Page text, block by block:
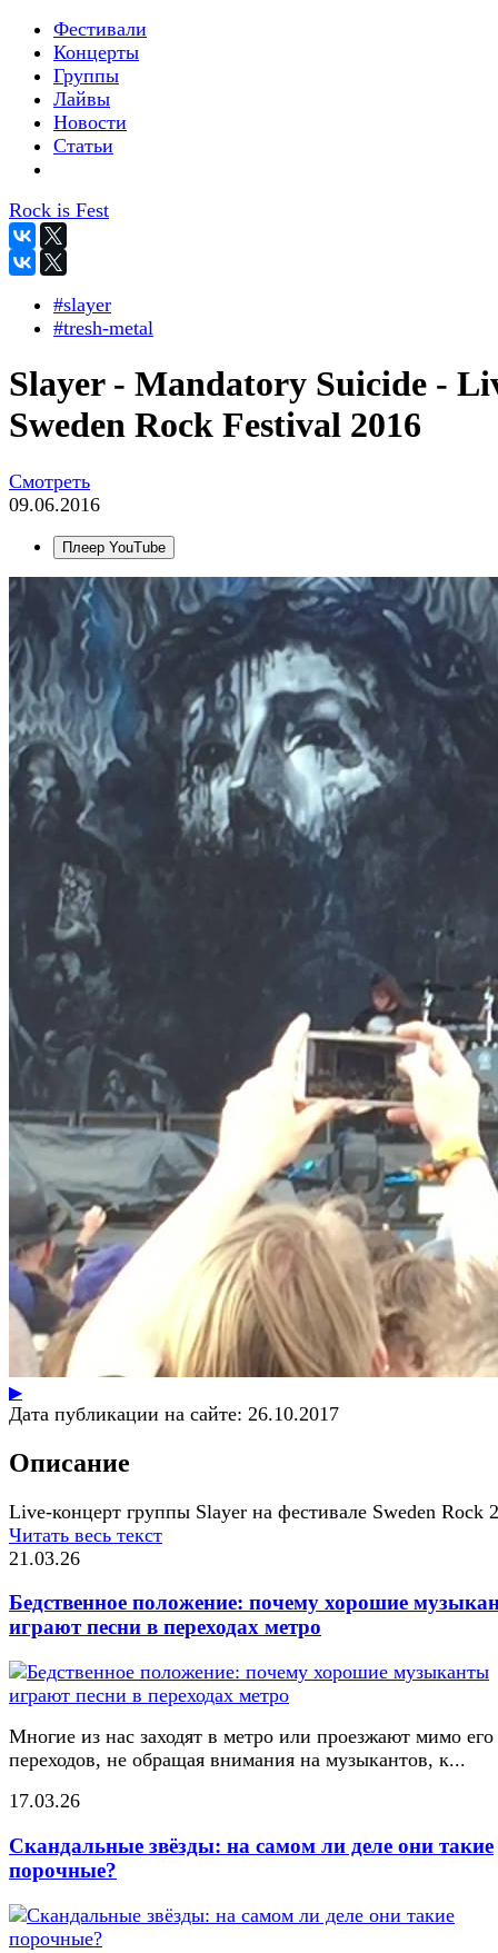
Фестивали
Концерты
Группы
Лайвы
Новости
Статьи
Rock is Fest
#slayer
#tresh-metal
Slayer - Mandatory Suicide -
Sweden Rock Festival 2016
Смотреть
09.06.2016
Плеер YouTube
▶
Дата публикации на сайте: 26.10.2017
Описание
Live-концерт группы Slayer на фестивале Sweden Rock
Читать весь текст
21.03.26
Бедственное положение: почему хорошие
играют песни в переходах метро
Многие из нас заходят в метро или проезжают мимо его
переходов, не обращая внимания на музыкантов, к...
17.03.26
Скандальные звёзды: на самом ли деле они такие
порочные?